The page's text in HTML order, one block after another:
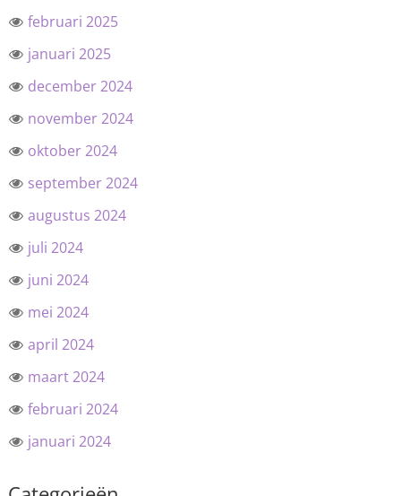
februari 2025
januari 2025
december 2024
november 2024
oktober 2024
september 2024
augustus 2024
juli 2024
juni 2024
mei 2024
april 2024
maart 2024
februari 2024
januari 2024